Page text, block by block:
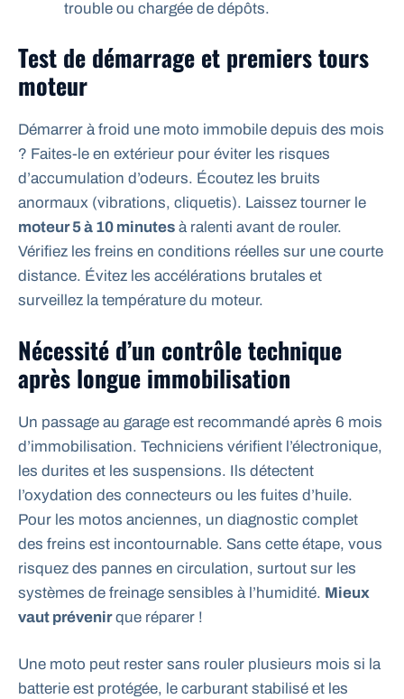
trouble ou chargée de dépôts.
Test de démarrage et premiers tours
moteur
Démarrer à froid une moto immobile depuis des mois
? Faites-le en extérieur pour éviter les risques
d’accumulation d’odeurs. Écoutez les bruits
anormaux (vibrations, cliquetis). Laissez tourner le
moteur 5 à 10 minutes à ralenti avant de rouler.
Vérifiez les freins en conditions réelles sur une courte
distance. Évitez les accélérations brutales et
surveillez la température du moteur.
Nécessité d’un contrôle technique
après longue immobilisation
Un passage au garage est recommandé après 6 mois
d’immobilisation. Techniciens vérifient l’électronique,
les durites et les suspensions. Ils détectent
l’oxydation des connecteurs ou les fuites d’huile.
Pour les motos anciennes, un diagnostic complet
des freins est incontournable. Sans cette étape, vous
risquez des pannes en circulation, surtout sur les
systèmes de freinage sensibles à l’humidité. Mieux
vaut prévenirque réparer !
Une moto peut rester sans rouler plusieurs mois si la
batterie est protégée, le carburant stabilisé et les